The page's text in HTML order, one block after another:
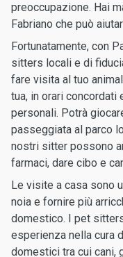
preoccupazione. Hai
Fabriano che può
Fortunatamente, con
sitters locali e di
fare visita al tuo
tua, in orari
personali. Potrà
passeggiata al parco
nostri sitter possono
farmaci, dare cibo e
Le visite a casa sono
noia e fornire più
domestico. I pet
esperienza nella cura
domestici tra cui cani,